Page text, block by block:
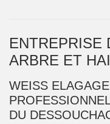
ENTREPRISE
ARBRE ET
WEISS
DU